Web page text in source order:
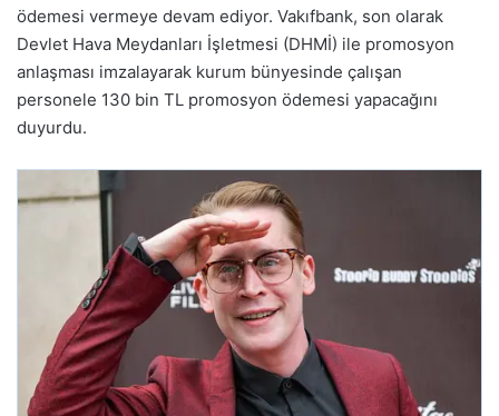
ödemesi vermeye devam ediyor. Vakıfbank, son olarak
Devlet Hava Meydanları İşletmesi (DHMİ) ile promosyon
anlaşması imzalayarak kurum bünyesinde çalışan
personele 130 bin TL promosyon ödemesi yapacağını
duyurdu.